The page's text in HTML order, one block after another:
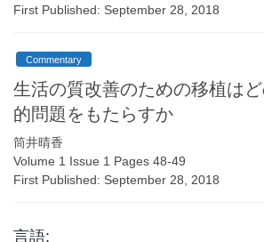
First Published: September 28, 2018
Commentary
生活の質改善のための移植は
的問題をもたらすか
筒井晴香
Volume 1 Issue 1 Pages 48-49
First Published: September 28, 2018
言語: